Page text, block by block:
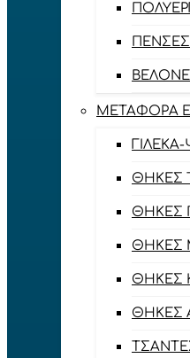
ΜΕΤΑΦΟΡΆ
ΘΉΚΕΣ
ΘΉΚΕΣ
ΘΉΚΕΣ
ΘΉΚΕΣ
ΘΉΚΕΣ